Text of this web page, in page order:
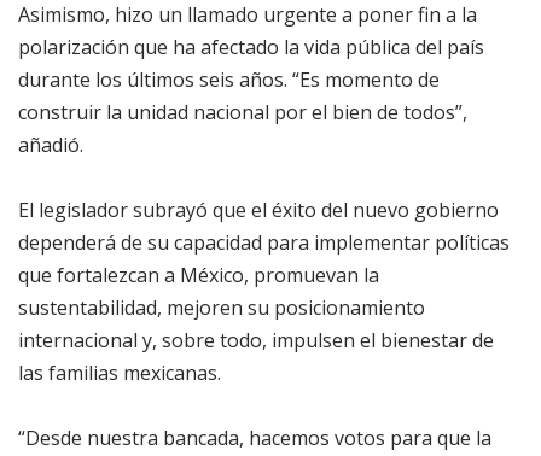
Asimismo, hizo un llamado urgente a poner fin a la
polarización que ha afectado la vida pública del país
durante los últimos seis años. “Es momento de
construir la unidad nacional por el bien de todos”,
añadió.
El legislador subrayó que el éxito del nuevo gobierno
dependerá de su capacidad para implementar políticas
que fortalezcan a México, promuevan la
sustentabilidad, mejoren su posicionamiento
internacional y, sobre todo, impulsen el bienestar de
las familias mexicanas.
“Desde nuestra bancada, hacemos votos para que la